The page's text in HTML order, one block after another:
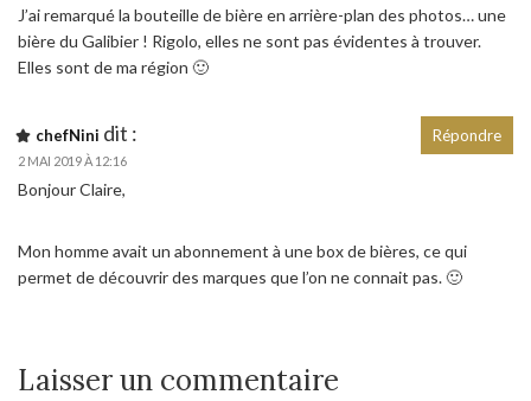
J’ai remarqué la bouteille de bière en arrière-plan des photos… une
bière du Galibier ! Rigolo, elles ne sont pas évidentes à trouver.
Elles sont de ma région 🙂
chefNini dit :
2 MAI 2019 À 12:16
Bonjour Claire,
Mon homme avait un abonnement à une box de bières, ce qui
permet de découvrir des marques que l’on ne connait pas. 🙂
Répondre
Laisser un commentaire